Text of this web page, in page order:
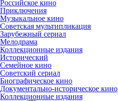
Российское кино
Приключения
Музыкальное кино
Советская мультипликация
Зарубежный сериал
Мелодрама
Коллекционные издания
Исторический
Семейное кино
Советский сериал
Биографическое кино
Документально-историческое кино
Коллекционные издания